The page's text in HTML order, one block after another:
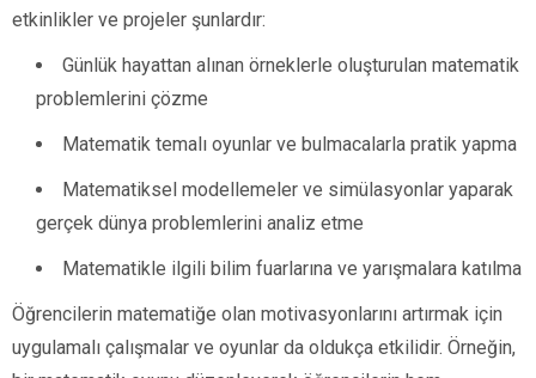
etkinlikler ve projeler şunlardır:
Günlük hayattan alınan örneklerle oluşturulan matematik
problemlerini çözme
Matematik temalı oyunlar ve bulmacalarla pratik yapma
Matematiksel modellemeler ve simülasyonlar yaparak
gerçek dünya problemlerini analiz etme
Matematikle ilgili bilim fuarlarına ve yarışmalara katılma
Öğrencilerin matematiğe olan motivasyonlarını artırmak için
uygulamalı çalışmalar ve oyunlar da oldukça etkilidir. Örneğin,